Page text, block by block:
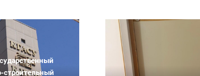
строительный